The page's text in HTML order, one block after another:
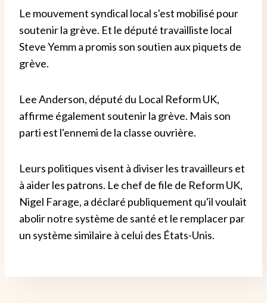
Le mouvement syndical local s'est mobilisé pour
soutenir la grève. Et le député travailliste local
Steve Yemm a promis son soutien aux piquets de
grève.
Lee Anderson, député du Local Reform UK,
affirme également soutenir la grève. Mais son
parti est l'ennemi de la classe ouvrière.
Leurs politiques visent à diviser les travailleurs et
à aider les patrons. Le chef de file de Reform UK,
Nigel Farage, a déclaré publiquement qu'il voulait
abolir notre système de santé et le remplacer par
un système similaire à celui des États-Unis.